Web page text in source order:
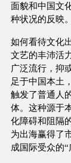
面貌和中国文
种状况的反映。
如何看待文化
文艺的丰沛活
广泛流行，抑
足于中国本土
触发了普通人
体。这种源于
化障碍和阻隔
为出海赢得了
成国际受众的“